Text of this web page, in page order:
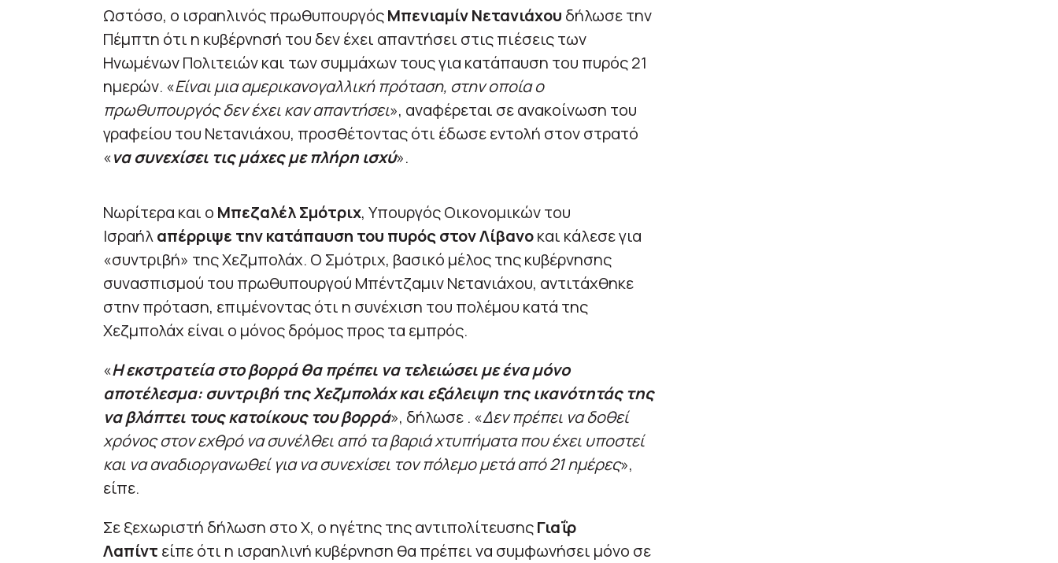
Ωστόσο, ο ισραηλινός πρωθυπουργόςΜπενιαμίν Νετανιάχου δήλωσε την
Πέμπτη ότι η κυβέρνησή του δεν έχει απαντήσει στις πιέσεις των
Ηνωμένων Πολιτειών και των συμμάχων τους για κατάπαυση του πυρός 21
ημερών. «Είναι μια αμερικανογαλλική πρόταση, στην οποία ο
πρωθυπουργός δεν έχει καν απαντήσει», αναφέρεται σε ανακοίνωση του
γραφείου του Νετανιάχου, προσθέτοντας ότι έδωσε εντολή στον στρατό
«να συνεχίσει τις μάχες με πλήρη ισχύ».
Νωρίτερα και ο Μπεζαλέλ Σμότριχ, Υπουργός Οικονομικών του
Ισραήλαπέρριψε την κατάπαυση του πυρός στον Λίβανοκαι κάλεσε για
«συντριβή» της Χεζμπολάχ. Ο Σμότριχ, βασικό μέλος της κυβέρνησης
συνασπισμού του πρωθυπουργού Μπέντζαμιν Νετανιάχου, αντιτάχθηκε
στην πρόταση, επιμένοντας ότι η συνέχιση του πολέμου κατά της
Χεζμπολάχ είναι ο μόνος δρόμος προς τα εμπρός.
«Η εκστρατεία στο βορρά θα πρέπει να τελειώσει με ένα μόνο
αποτέλεσμα: συντριβή της Χεζμπολάχ και εξάλειψη της ικανότητάς της
να βλάπτει τους κατοίκους του βορρά», δήλωσε . «Δεν πρέπει να δοθεί
χρόνος στον εχθρό να συνέλθει από τα βαριά χτυπήματα που έχει υποστεί
και να αναδιοργανωθεί για να συνεχίσει τον πόλεμο μετά από 21 ημέρες»,
είπε.
Σε ξεχωριστή δήλωση στο X, ο ηγέτης της αντιπολίτευσηςΓιαΐρ
Λαπίντ είπε ότι η ισραηλινή κυβέρνηση θα πρέπει να συμφωνήσει μόνο σε